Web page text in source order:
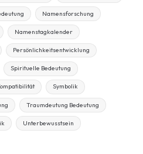
Namensforschung
Namenstagkalender
Persönlichkeitsentwicklung
Spirituelle Bedeutung
Symbolik
Traumdeutung Bedeutung
Unterbewusstsein